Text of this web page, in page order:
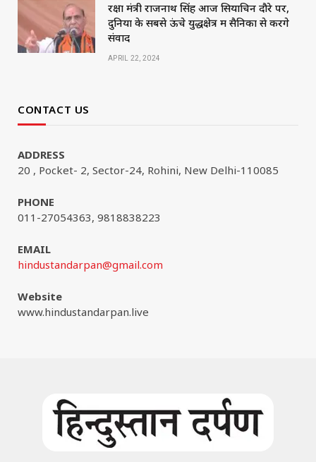
रक्षा मंत्री राजनाथ सिंह आज सियाचिन दौरे पर,
दुनिया के सबसे ऊंचे युद्धक्षेत्र में सैनिकों से करेंगे
संवाद
APRIL 22, 2024
CONTACT US
ADDRESS
20 , Pocket- 2, Sector-24, Rohini, New Delhi-110085
PHONE
011-27054363, 9818838223
EMAIL
hindustandarpan@gmail.com
Website
www.hindustandarpan.live